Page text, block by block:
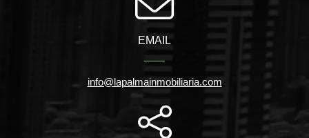
EMAIL
info@lapalmainmobiliaria.com